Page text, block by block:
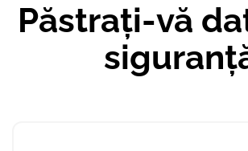
Păstrați-vă